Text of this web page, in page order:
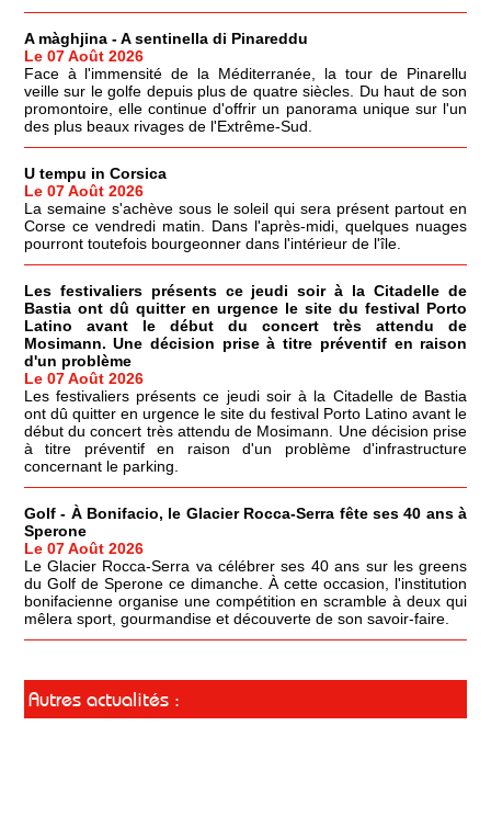
A màghjina - A sentinella di Pinareddu
Le 07 Août 2026
Face à l'immensité de la Méditerranée, la tour de Pinarellu
veille sur le golfe depuis plus de quatre siècles. Du haut de son
promontoire, elle continue d'offrir un panorama unique sur l'un
des plus beaux rivages de l'Extrême-Sud.
U tempu in Corsica
Le 07 Août 2026
La semaine s'achève sous le soleil qui sera présent partout en
Corse ce vendredi matin. Dans l'après-midi, quelques nuages
pourront toutefois bourgeonner dans l'intérieur de l'île.
Les festivaliers présents ce jeudi soir à la Citadelle de
Bastia ont dû quitter en urgence le site du festival Porto
Latino avant le début du concert très attendu de
Mosimann. Une décision prise à titre préventif en raison
d'un problème
Le 07 Août 2026
Les festivaliers présents ce jeudi soir à la Citadelle de Bastia
ont dû quitter en urgence le site du festival Porto Latino avant le
début du concert très attendu de Mosimann. Une décision prise
à titre préventif en raison d'un problème d'infrastructure
concernant le parking.
Golf - À Bonifacio, le Glacier Rocca-Serra fête ses 40 ans à
Sperone
Le 07 Août 2026
Le Glacier Rocca-Serra va célébrer ses 40 ans sur les greens
du Golf de Sperone ce dimanche. À cette occasion, l'institution
bonifacienne organise une compétition en scramble à deux qui
mêlera sport, gourmandise et découverte de son savoir-faire.
Autres actualités :